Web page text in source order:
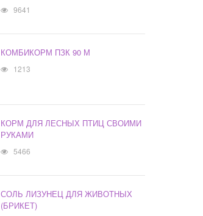
9641
КОМБИКОРМ ПЗК 90 М
1213
КОРМ ДЛЯ ЛЕСНЫХ ПТИЦ СВОИМИ
РУКАМИ
5466
СОЛЬ ЛИЗУНЕЦ ДЛЯ ЖИВОТНЫХ
(БРИКЕТ)